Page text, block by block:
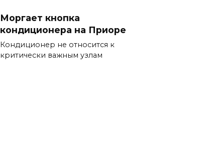
Моргает кнопка
кондиционера на Приоре
Кондиционер не относится к
критически важным узлам